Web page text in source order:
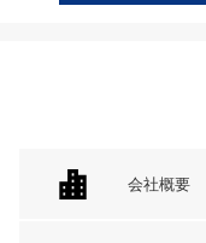
会社概要